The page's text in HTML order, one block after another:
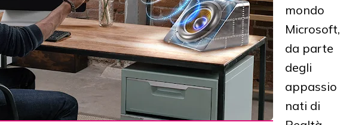
mondo
Microsoft,
da parte
degli
appassio
nati di